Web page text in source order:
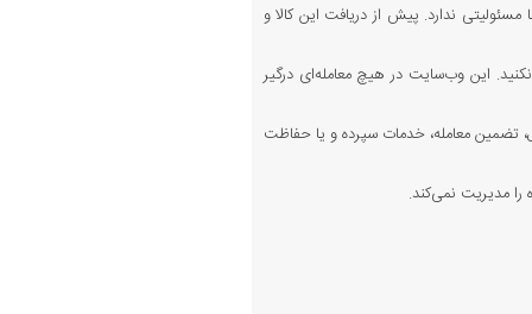
مسئولیتی ندارد. پیش از دریافت این کالا و
این وب‌سایت در هیچ معامله‌ای درگیر
تضمین معامله، خدمات سپرده و یا حفاظت
را مدیریت نمی‌کند.